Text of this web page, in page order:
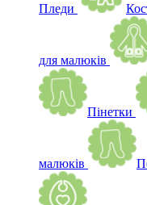
Пледи
для малюків
Пінетки
малюків